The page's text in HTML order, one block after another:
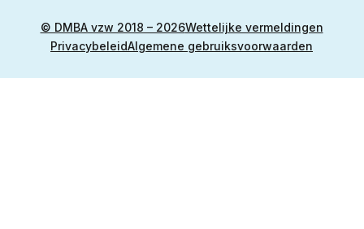
© DMBA vzw 2018 – 2026Wettelijke vermeldingen
PrivacybeleidAlgemene gebruiksvoorwaarden